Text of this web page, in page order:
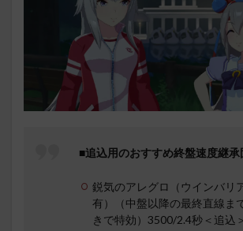
■追込用のおすすめ終盤速度継承
鋭気のアレグロ（ウインバリ
有）（中盤以降の最終直線ま
きで特効）3500/2.4秒＜追込＞